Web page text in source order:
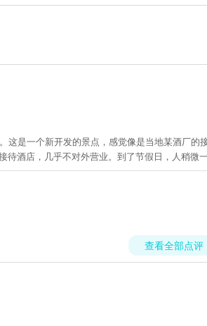
是一个新开发的景点，感觉像是当地某酒厂
酒店，几乎不对外营业。到了节假日，人稍微
查看全部点评